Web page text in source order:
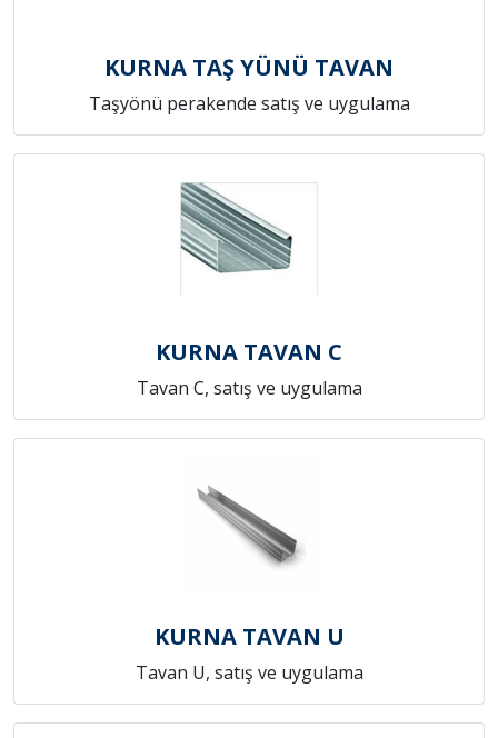
KURNA TAŞ YÜNÜ TAVAN
Taşyönü perakende satış ve uygulama
KURNA TAVAN C
Tavan C, satış ve uygulama
KURNA TAVAN U
Tavan U, satış ve uygulama